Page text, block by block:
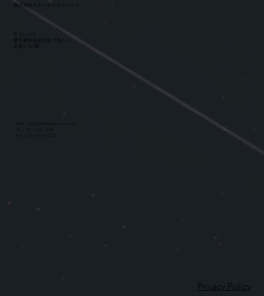
​株式会社スターエージェンシー
​東京都渋谷区渋谷1丁目11-3
​正栄ビル2階​
Privacy Policy